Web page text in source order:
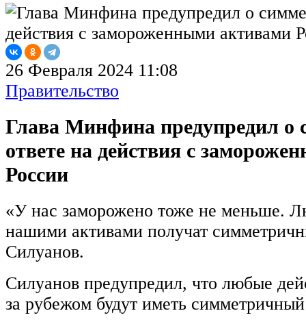
26 Февраля 2024 11:08
Правительство
Глава Минфина предупредил о
ответе на действия с
России
«У нас заморожено тоже не меньше.
нашими активами получат
Силуанов.
Силуанов предупредил, что любые
за рубежом будут иметь